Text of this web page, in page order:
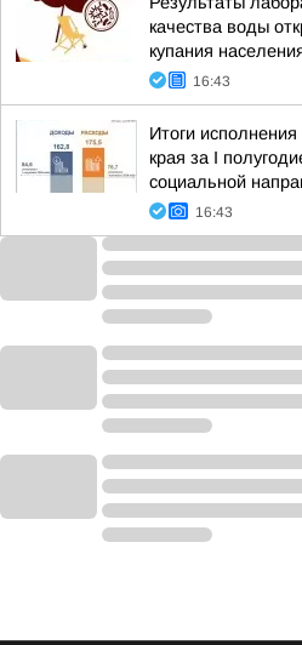
качества воды
купания
16:43
Итоги
края за I
социальной
16:43